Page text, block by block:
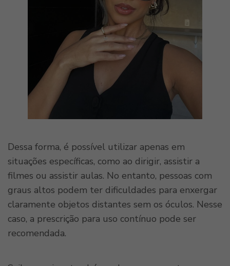
Dessa forma, é possível utilizar apenas em
situações específicas, como ao dirigir, assistir a
filmes ou assistir aulas. No entanto, pessoas com
graus altos podem ter dificuldades para enxergar
claramente objetos distantes sem os óculos. Nesse
caso, a prescrição para uso contínuo pode ser
recomendada.